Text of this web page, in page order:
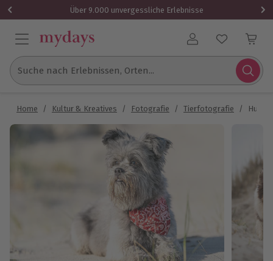
Über 9.000 unvergessliche Erlebnisse
Benutzerkonto
Suche nach Erlebnissen, Orten...
Home / Kultur & Kreatives / Fotografie / Tierfotografie /